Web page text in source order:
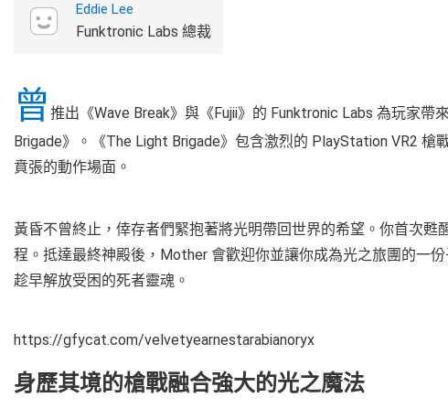
Eddie Lee
Funktronic Labs 總裁
曾 推出《Wave Break》與《Fujii》的 Funktronic Labs 為玩家
Brigade》。《The Light Brigade》包含激烈的 PlayStation VR2
賁張的動作場面。
黃昏不曾終止，倖存者們緊抱著將光明帶回世界的希望。你首次
程。抵達最終神殿後，Mother 會歡迎你並讓你成為光之旅團的一
趁早解放受困的死者靈魂。
https://gfycat.com/velvetyearnestarabianoryx
身歷其境的槍戰融合強大的光之魔法